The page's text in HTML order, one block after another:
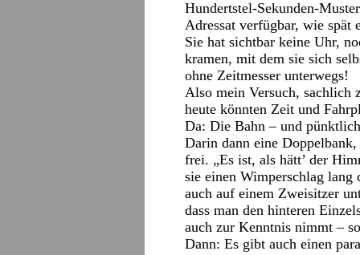
Hundertstel-Sekunden-
Adressat verfügbar, wie spät
Sie hat sichtbar keine Uhr,
kramen, mit dem sie sich
ohne Zeitmesser unterwegs!
Also mein Versuch, sachlich
heute könnten Zeit und
Da: Die Bahn – und
Darin dann eine
frei. „Es ist, als hätt’ der
sie einen Wimperschlag
auch auf einem Zweisitzer
dass man den hinteren
auch zur Kenntnis nimmt –
Dann: Es gibt auch einen